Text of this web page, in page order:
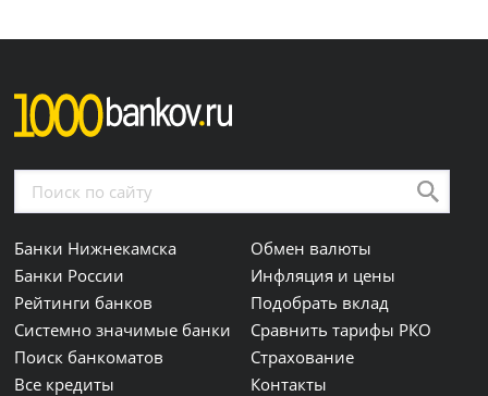
Банки Нижнекамска
Банки России
Рейтинги банков
Системно значимые банки
Поиск банкоматов
Все кредиты
Обмен валюты
Инфляция и цены
Подобрать вклад
Сравнить тарифы РКО
Страхование
Контакты